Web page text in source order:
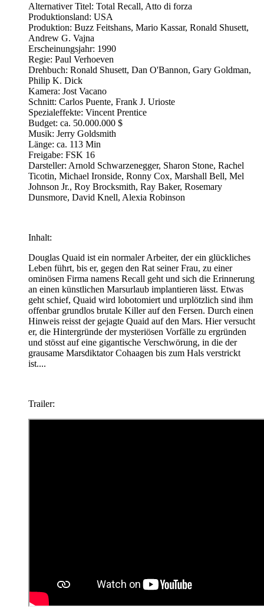
Alternativer Titel: Total Recall, Atto di forza
Produktionsland: USA
Produktion: Buzz Feitshans, Mario Kassar, Ronald Shusett,
Andrew G. Vajna
Erscheinungsjahr: 1990
Regie: Paul Verhoeven
Drehbuch: Ronald Shusett, Dan O'Bannon, Gary Goldman,
Philip K. Dick
Kamera: Jost Vacano
Schnitt: Carlos Puente, Frank J. Urioste
Spezialeffekte: Vincent Prentice
Budget: ca. 50.000.000 $
Musik: Jerry Goldsmith
Länge: ca. 113 Min
Freigabe: FSK 16
Darsteller: Arnold Schwarzenegger, Sharon Stone, Rachel
Ticotin, Michael Ironside, Ronny Cox, Marshall Bell, Mel
Johnson Jr., Roy Brocksmith, Ray Baker, Rosemary
Dunsmore, David Knell, Alexia Robinson
Inhalt:
Douglas Quaid ist ein normaler Arbeiter, der ein glückliches
Leben führt, bis er, gegen den Rat seiner Frau, zu einer
ominösen Firma namens Recall geht und sich die Erinnerung
an einen künstlichen Marsurlaub implantieren lässt. Etwas
geht schief, Quaid wird lobotomiert und urplötzlich sind ihm
offenbar grundlos brutale Killer auf den Fersen. Durch einen
Hinweis reisst der gejagte Quaid auf den Mars. Hier versucht
er, die Hintergründe der mysteriösen Vorfälle zu ergründen
und stösst auf eine gigantische Verschwörung, in die der
grausame Marsdiktator Cohaagen bis zum Hals verstrickt
ist....
Trailer: